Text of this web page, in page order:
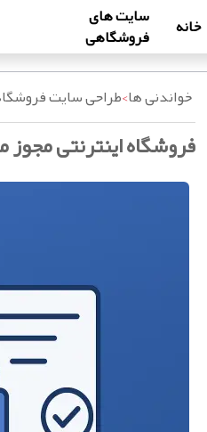
خانه سایت های
فروشگاهی
خواندنی ها>طراحی سایت
فروشگاه اینترنتی